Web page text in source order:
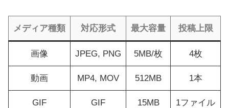
メディア種類 対応形式 最大容量 投稿上限
画像 JPEG, PNG 5MB/枚 4枚
動画 MP4, MOV 512MB 1本
GIF GIF 15MB 1ファイル